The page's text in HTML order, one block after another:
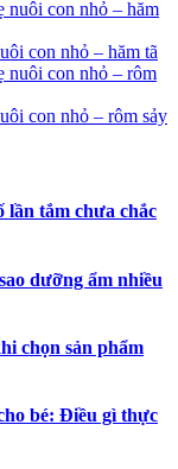
con nhỏ – hăm tã
con nhỏ – rôm sảy
lần tắm chưa chắc
dưỡng ẩm nhiều
chọn sản phẩm
bé: Điều gì thực